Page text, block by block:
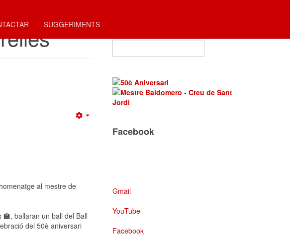
SUGGERIMENTS
al mestre de
ballaran un ball del Ball
del 50è aniversari
Facebook
Gmail
YouTube
Facebook